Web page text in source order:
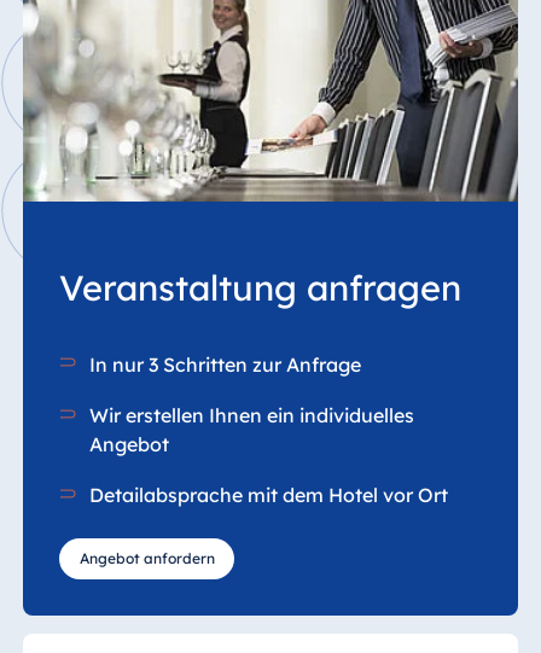
Veranstaltung anfragen
In nur 3 Schritten zur Anfrage
Wir erstellen Ihnen ein individuelles
Angebot
Detailabsprache mit dem Hotel vor Ort
Angebot anfordern